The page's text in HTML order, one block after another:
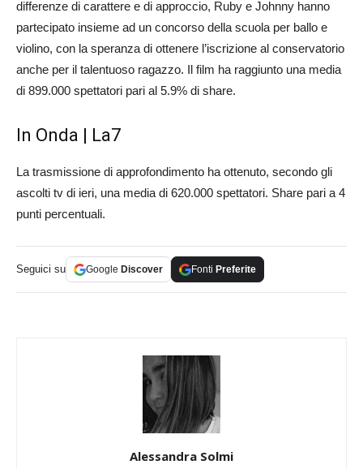
differenze di carattere e di approccio, Ruby e Johnny hanno
partecipato insieme ad un concorso della scuola per ballo e
violino, con la speranza di ottenere l’iscrizione al conservatorio
anche per il talentuoso ragazzo. Il film ha raggiunto una media
di 899.000 spettatori pari al 5.9% di share.
In Onda | La7
La trasmissione di approfondimento ha ottenuto, secondo gli
ascolti tv di ieri, una media di 620.000 spettatori. Share pari a 4
punti percentuali.
Seguici su Google Discover Fonti Preferite
Alessandra Solmi